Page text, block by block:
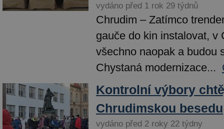
vydáno před 1 rok 29 týdnů
Chrudim – Zatímco
gauče do kin instalovat, v
všechno naopak a budou
Chystaná modernizace...
Kontrolní výbory
Chrudimskou besedu
vydáno před 2 roky 22 týdny